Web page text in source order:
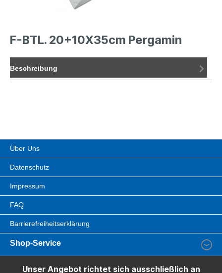
F-BTL. 20+10X35cm Pergamin
Beschreibung
Über Uns
Datenschutz
Impressum
FAQ
Barrierefreiheitserklärung
Shop-Service
Unser Angebot richtet sich ausschließlich an